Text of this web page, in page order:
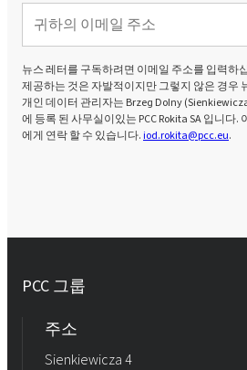
뉴스 레터를 구독하려면 이메일 주소를 입력하
제공하는 것은 자발적이지만 그렇지 않은 경우
개인 데이터 관리자는 Brzeg Dolny
에 등록 된 사무실이있는 PCC Rokita SA 입니다
에게 연락 할 수 있습니다.iod.rokita@pcc.eu.
PCC 그룹
주소
Sienkiewicza 4